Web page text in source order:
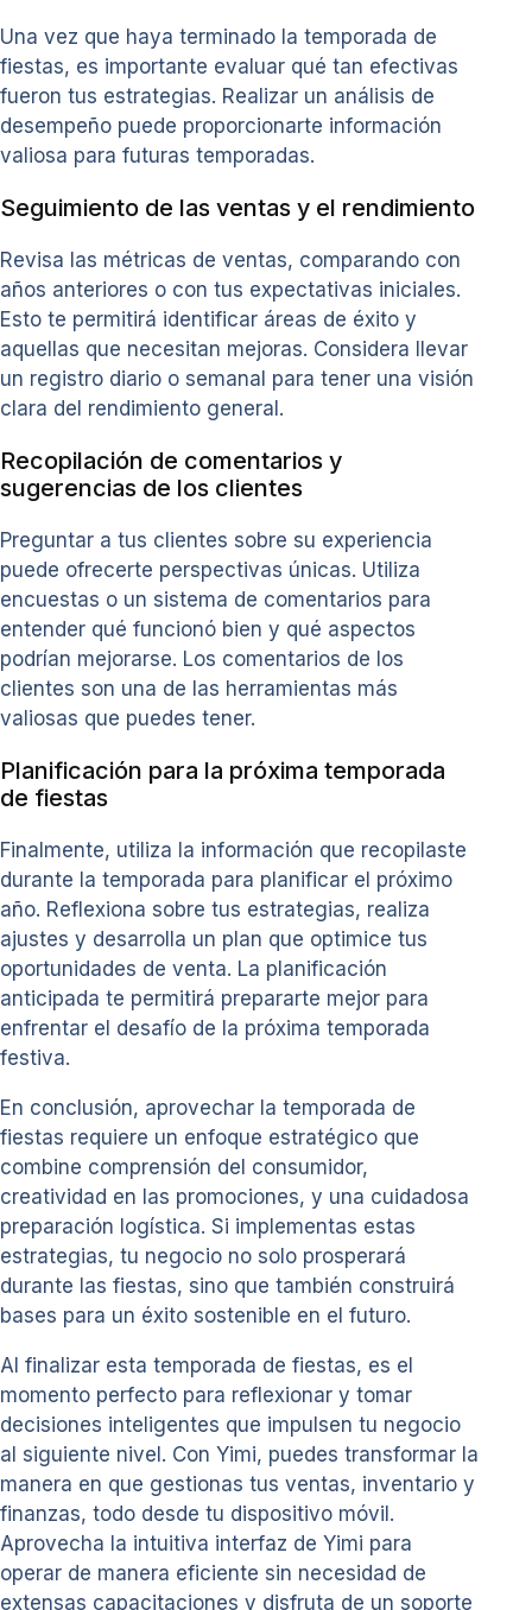
Una vez que haya terminado la temporada de
fiestas, es importante evaluar qué tan efectivas
fueron tus estrategias. Realizar un análisis de
desempeño puede proporcionarte información
valiosa para futuras temporadas.
Seguimiento de las ventas y el rendimiento
Revisa las métricas de ventas, comparando con
años anteriores o con tus expectativas iniciales.
Esto te permitirá identificar áreas de éxito y
aquellas que necesitan mejoras. Considera llevar
un registro diario o semanal para tener una visión
clara del rendimiento general.
Recopilación de comentarios y
sugerencias de los clientes
Preguntar a tus clientes sobre su experiencia
puede ofrecerte perspectivas únicas. Utiliza
encuestas o un sistema de comentarios para
entender qué funcionó bien y qué aspectos
podrían mejorarse. Los comentarios de los
clientes son una de las herramientas más
valiosas que puedes tener.
Planificación para la próxima temporada
de fiestas
Finalmente, utiliza la información que recopilaste
durante la temporada para planificar el próximo
año. Reflexiona sobre tus estrategias, realiza
ajustes y desarrolla un plan que optimice tus
oportunidades de venta. La planificación
anticipada te permitirá prepararte mejor para
enfrentar el desafío de la próxima temporada
festiva.
En conclusión, aprovechar la temporada de
fiestas requiere un enfoque estratégico que
combine comprensión del consumidor,
creatividad en las promociones, y una cuidadosa
preparación logística. Si implementas estas
estrategias, tu negocio no solo prosperará
durante las fiestas, sino que también construirá
bases para un éxito sostenible en el futuro.
Al finalizar esta temporada de fiestas, es el
momento perfecto para reflexionar y tomar
decisiones inteligentes que impulsen tu negocio
al siguiente nivel. Con Yimi, puedes transformar la
manera en que gestionas tus ventas, inventario y
finanzas, todo desde tu dispositivo móvil.
Aprovecha la intuitiva interfaz de Yimi para
operar de manera eficiente sin necesidad de
extensas capacitaciones y disfruta de un soporte